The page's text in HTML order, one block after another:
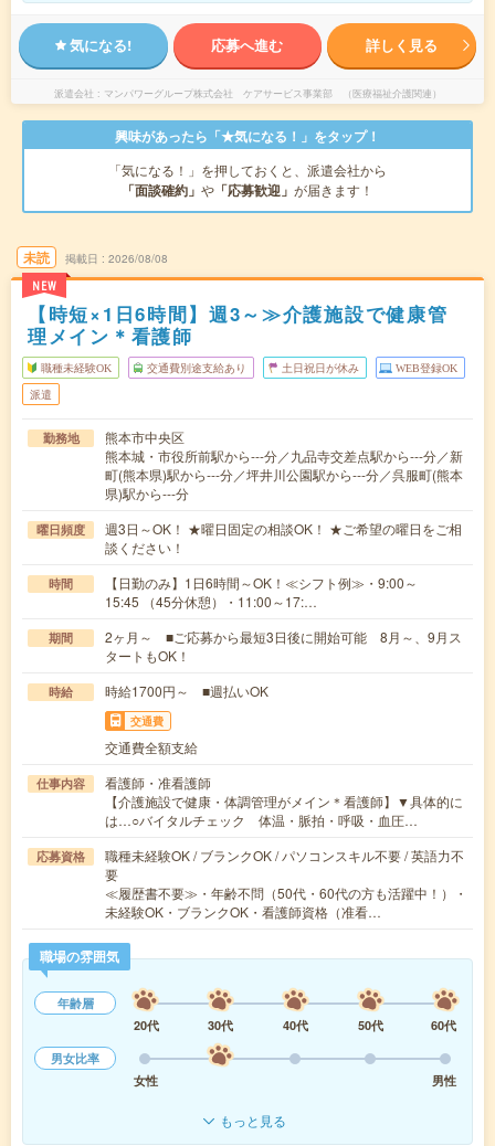
気になる! 応募へ進む 詳しく見る
派遣会社 マンパワーグループ株式会社 ケアサービス事業部 （医療福祉介護関連）
興味があったら「★気になる！」をタップ！
「気になる！」を押しておくと、派遣会社から
「面談確約」 や 「応募歓迎」 が届きます！
未読
NEW
掲載日 2026/08/08
【時短×1日6時間】週3～≫介護施設で健康管
理メイン＊看護師
職種未経験OK 交通費別途支給あり 土日祝日が休み WEB登録OK
派遣
勤務地
熊本市中央区
熊本城・市役所前駅から---分／九品寺交差点駅から---分／新
町(熊本県)駅から---分／坪井川公園駅から---分／呉服町(熊本
県)駅から---分
曜日頻度
週3日～OK！ ★曜日固定の相談OK！ ★ご希望の曜日をご相
談ください！
時間
【日勤のみ】1日6時間～OK！≪シフト例≫・9:00～
15:45 （45分休憩）・11:00～17:…
期間
2ヶ月～ ■ご応募から最短3日後に開始可能 8月～、9月ス
タートもOK！
時給 時給1700円～ ■週払いOK
交通費
交通費全額支給
仕事内容
看護師・准看護師
【介護施設で健康・体調管理がメイン＊看護師】▼具体的に
は…○バイタルチェック 体温・脈拍・呼吸・血圧…
応募資格
職種未経験OK / ブランクOK / パソコンスキル不要 / 英語力不
要
≪履歴書不要≫・年齢不問（50代・60代の方も活躍中！）・
未経験OK・ブランクOK・看護師資格（准看…
職場の雰囲気
年齢層
20代
30代 40代 50代
60代
男女比率
女性
男性
もっと見る